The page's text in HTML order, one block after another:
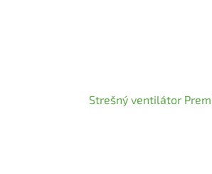
Strešný ventilátor